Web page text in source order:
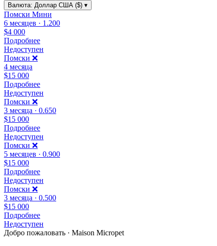
Валюта: Доллар США ($) ▾
Помски Мини
6 месяцев · 1.200
$4 000
Подробнее
Недоступен
Помски ❌
4 месяца
$15 000
Подробнее
Недоступен
Помски ❌️
3 месяца · 0.650
$15 000
Подробнее
Недоступен
Помски ❌️
5 месяцев · 0.900
$15 000
Подробнее
Недоступен
Помски ❌️
3 месяца · 0.500
$15 000
Подробнее
Недоступен
Добро пожаловать · Maison Micropet